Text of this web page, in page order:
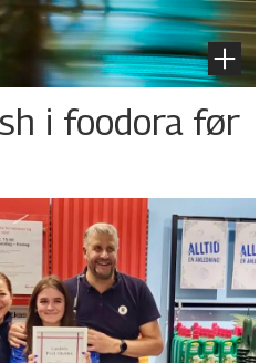
i foodora før